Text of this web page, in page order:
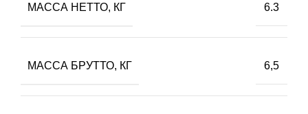
МАССА НЕТТО, КГ 6.3
МАССА БРУТТО, КГ 6,5